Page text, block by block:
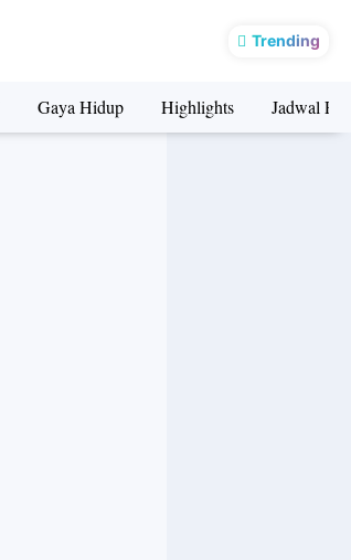
Trending
Gaya Hidup Highlights Jadwal